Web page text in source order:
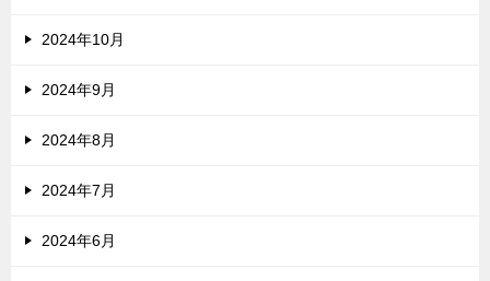
2024年10月
2024年9月
2024年8月
2024年7月
2024年6月